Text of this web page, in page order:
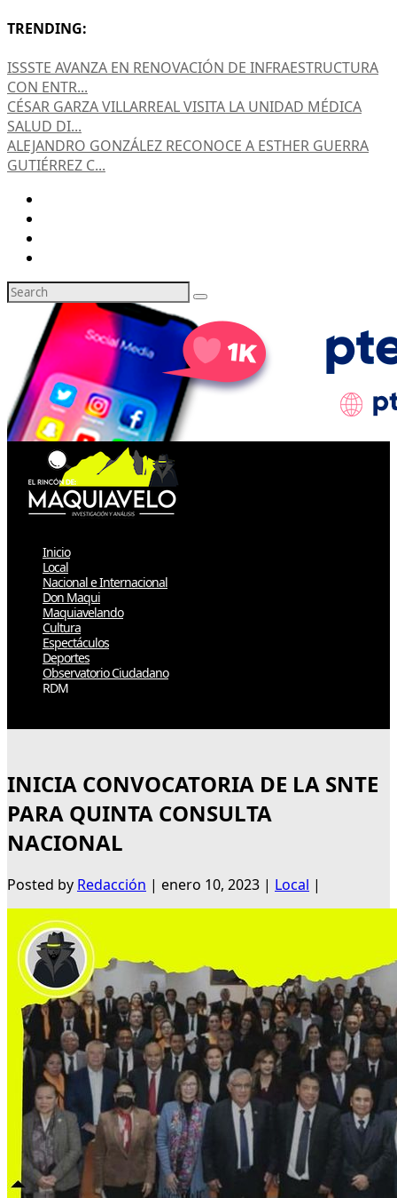
TRENDING:
ISSSTE AVANZA EN RENOVACIÓN DE INFRAESTRUCTURA
CON ENTR...
CÉSAR GARZA VILLARREAL VISITA LA UNIDAD MÉDICA
SALUD DI...
ALEJANDRO GONZÁLEZ RECONOCE A ESTHER GUERRA
GUTIÉRREZ C...
Inicio
Local
Nacional e Internacional
Don Maqui
Maquiavelando
Cultura
Espectáculos
Deportes
Observatorio Ciudadano
RDM
INICIA CONVOCATORIA DE LA SNTE
PARA QUINTA CONSULTA
NACIONAL
Posted by Redacción | enero 10, 2023 | Local |